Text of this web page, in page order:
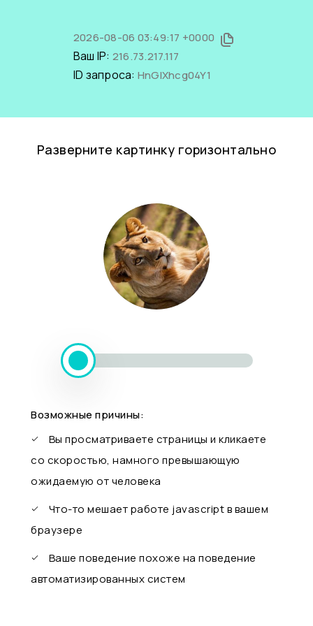
2026-08-06 03:49:17 +0000
Ваш IP: 216.73.217.117
ID запроса: HnGlXhcg04Y1
Разверните картинку горизонтально
Возможные причины:
Вы просматриваете страницы и кликаете
со скоростью, намного превышающую
ожидаемую от человека
Что-то мешает работе javascript в вашем
браузере
Ваше поведение похоже на поведение
автоматизированных систем